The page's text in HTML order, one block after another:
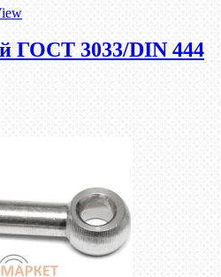
ГОСТ 3033/DIN 444